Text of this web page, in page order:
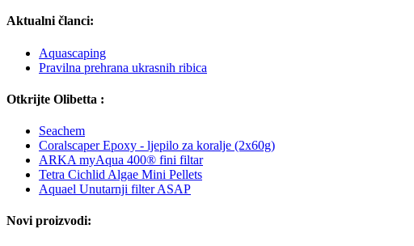
Aktualni članci:
Aquascaping
Pravilna prehrana ukrasnih ribica
Otkrijte Olibetta :
Seachem
Coralscaper Epoxy - ljepilo za koralje (2x60g)
ARKA myAqua 400® fini filtar
Tetra Cichlid Algae Mini Pellets
Aquael Unutarnji filter ASAP
Novi proizvodi: